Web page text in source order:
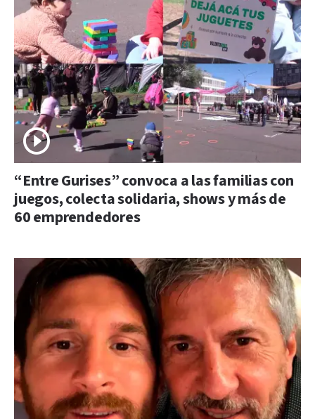
“Entre Gurises” convoca a las familias con
juegos, colecta solidaria, shows y más de
60 emprendedores